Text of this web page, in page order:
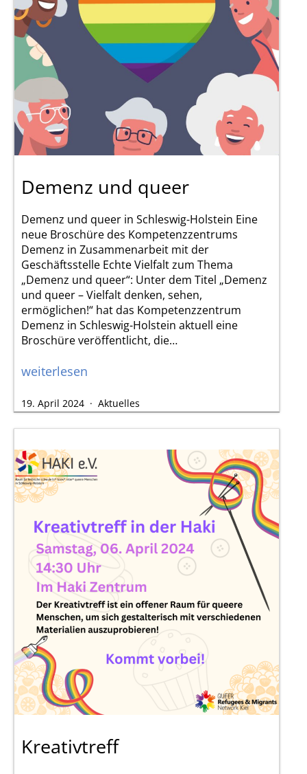
Demenz und queer
Demenz und queer in Schleswig-Holstein Eine
neue Broschüre des Kompetenzzentrums
Demenz in Zusammenarbeit mit der
Geschäftsstelle Echte Vielfalt zum Thema
„Demenz und queer“: Unter dem Titel „Demenz
und queer – Vielfalt denken, sehen,
ermöglichen!“ hat das Kompetenzzentrum
Demenz in Schleswig-Holstein aktuell eine
Broschüre veröffentlicht, die…
Demenz
queer
weiterlesen
Veröffentlicht
19. April 2024
Kategorisiert
Aktuelles
Kreativtreff